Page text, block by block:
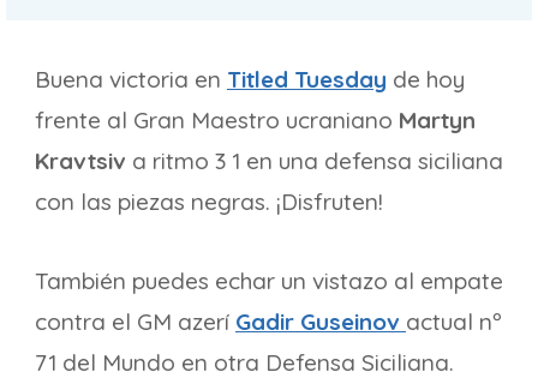
Buena victoria en Titled Tuesday de hoy
frente al Gran Maestro ucraniano Martyn
Kravtsiv a ritmo 3 1 en una defensa siciliana
con las piezas negras. ¡Disfruten!
También puedes echar un vistazo al empate
contra el GM azerí Gadir Guseinov actual nº
71 del Mundo en otra Defensa Siciliana.